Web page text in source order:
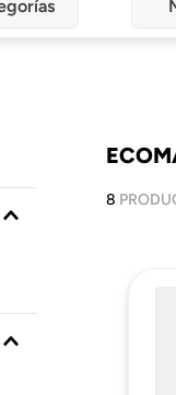
8